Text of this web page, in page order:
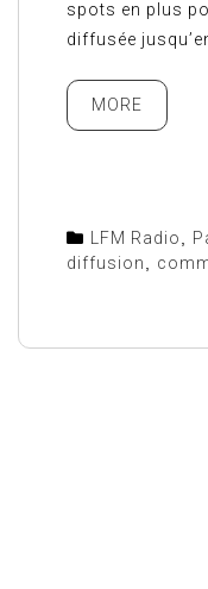
spots en plus
diffusée
MORE
LFM Radio,
diffusion,